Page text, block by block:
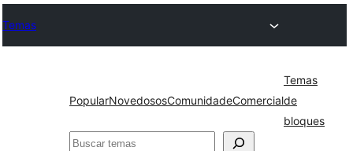
Temas
PopularNovedososComunidadeComercial
Temas
de
bloques
Buscar